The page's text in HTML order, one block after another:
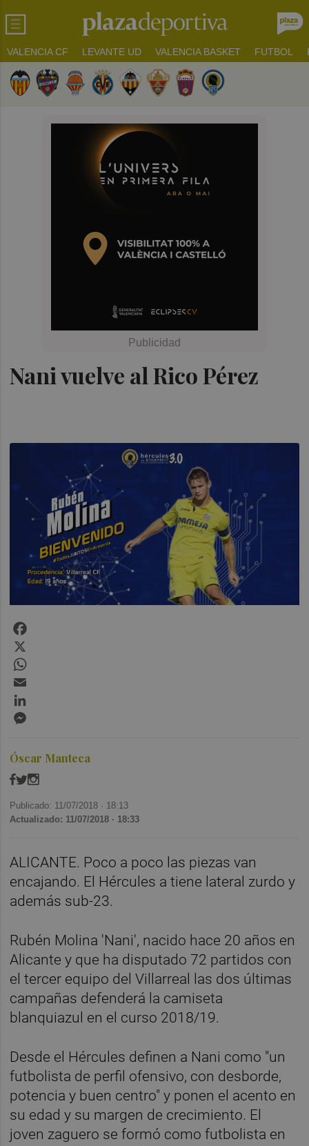
VALENCIA CF LEVANTE UD VALENCIA BASKET FUTBOL
Nani vuelve al Rico Pérez
Óscar Manteca
Publicado: 11/07/2018 · 18:13
Actualizado: 11/07/2018 · 18:33
ALICANTE. Poco a poco las piezas van
encajando. El Hércules a tiene lateral zurdo y
además sub-23.
Rubén Molina 'Nani', nacido hace 20 años en
Alicante y que ha disputado 72 partidos con
el tercer equipo del Villarreal las dos últimas
campañas defenderá la camiseta
blanquiazul en el curso 2018/19.
Desde el Hércules definen a Nani como "un
futbolista de perfil ofensivo, con desborde,
potencia y buen centro" y ponen el acento en
su edad y su margen de crecimiento. El
joven zaguero se formó como futbolista en